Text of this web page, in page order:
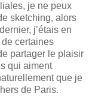
je ne peux
sketching, alors
j’étais en
certaines
partager le plaisir
qui aiment
que je
de Paris.